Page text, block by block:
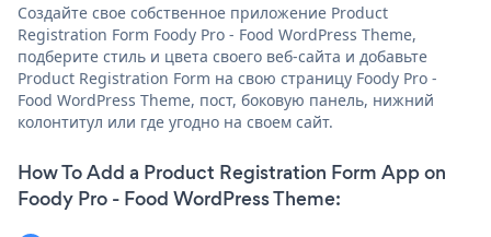
Создайте свое собственное приложение Product
Registration Form Foody Pro - Food WordPress Theme,
подберите стиль и цвета своего веб-сайта и добавьте
Product Registration Form на свою страницу Foody Pro -
Food WordPress Theme, пост, боковую панель, нижний
колонтитул или где угодно на своем сайт.
How To Add a Product Registration Form App on
Foody Pro - Food WordPress Theme: